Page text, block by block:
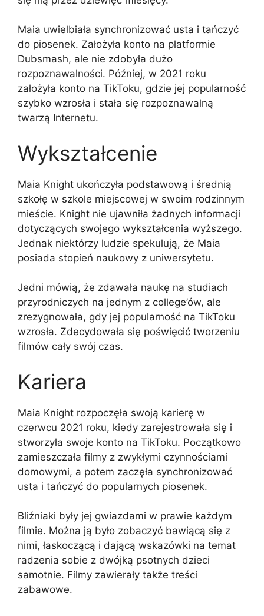
Maia uwielbiała synchronizować usta i tańczyć
do piosenek. Założyła konto na platformie
Dubsmash, ale nie zdobyła dużo
rozpoznawalności. Później, w 2021 roku
założyła konto na TikToku, gdzie jej popularność
szybko wzrosła i stała się rozpoznawalną
twarzą Internetu.
Wykształcenie
Maia Knight ukończyła podstawową i średnią
szkołę w szkole miejscowej w swoim rodzinnym
mieście. Knight nie ujawniła żadnych informacji
dotyczących swojego wykształcenia wyższego.
Jednak niektórzy ludzie spekulują, że Maia
posiada stopień naukowy z uniwersytetu.
Jedni mówią, że zdawała naukę na studiach
przyrodniczych na jednym z college’ów, ale
zrezygnowała, gdy jej popularność na TikToku
wzrosła. Zdecydowała się poświęcić tworzeniu
filmów cały swój czas.
Kariera
Maia Knight rozpoczęła swoją karierę w
czerwcu 2021 roku, kiedy zarejestrowała się i
stworzyła swoje konto na TikToku. Początkowo
zamieszczała filmy z zwykłymi czynnościami
domowymi, a potem zaczęła synchronizować
usta i tańczyć do popularnych piosenek.
Bliźniaki były jej gwiazdami w prawie każdym
filmie. Można ją było zobaczyć bawiącą się z
nimi, łaskoczącą i dającą wskazówki na temat
radzenia sobie z dwójką psotnych dzieci
samotnie. Filmy zawierały także treści
zabawowe.